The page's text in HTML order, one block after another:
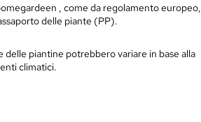
, come da regolamento europeo,
delle piante (PP).
delle piantine potrebbero variare in base alla
climatici.